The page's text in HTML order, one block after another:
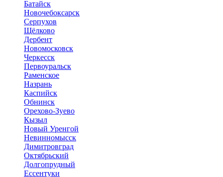
Батайск
Новочебоксарск
Серпухов
Щёлково
Дербент
Новомосковск
Черкесск
Первоуральск
Раменское
Назрань
Каспийск
Обнинск
Орехово-Зуево
Кызыл
Новый Уренгой
Невинномысск
Димитровград
Октябрьский
Долгопрудный
Ессентуки